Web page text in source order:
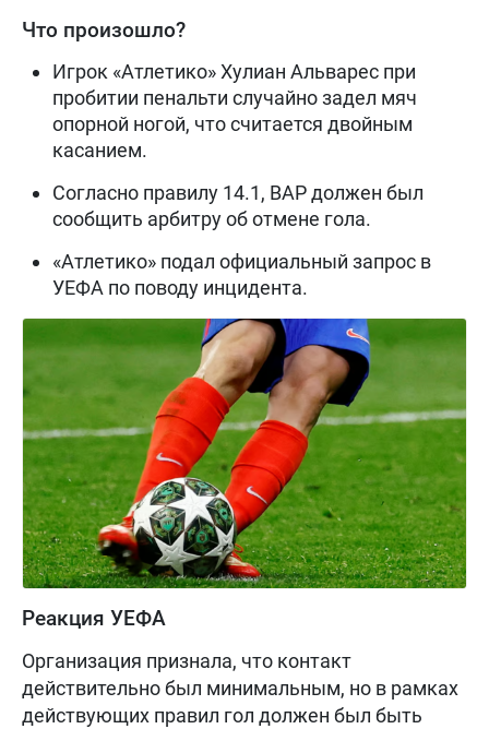
Что произошло?
Игрок «Атлетико» Хулиан Альварес при
пробитии пенальти случайно задел мяч
опорной ногой, что считается двойным
касанием.
Согласно правилу 14.1, ВАР должен был
сообщить арбитру об отмене гола.
«Атлетико» подал официальный запрос в
УЕФА по поводу инцидента.
Реакция УЕФА
Организация признала, что контакт
действительно был минимальным, но в рамках
действующих правил гол должен был быть